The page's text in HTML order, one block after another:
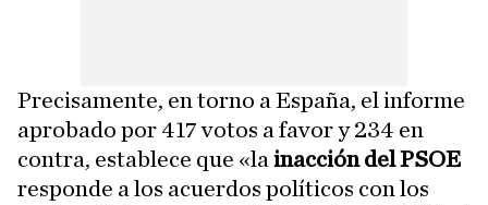
Precisamente, en torno a España, el informe
aprobado por 417 votos a favor y 234 en
contra, establece que «la inacción del PSOE
responde a los acuerdos políticos con los